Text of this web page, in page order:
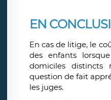
EN
En cas de litige, le
des enfants
domiciles
question de fait
les juges.